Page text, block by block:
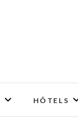
HÔTELS